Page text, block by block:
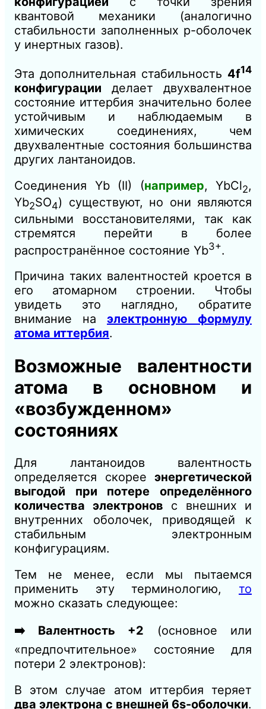
квантовой механики (аналогично
стабильности заполненных p-оболочек
у инертных газов).
Эта дополнительная стабильность 4f14
конфигурации делает двухвалентное
состояние иттербия значительно более
устойчивым и наблюдаемым в
химических соединениях, чем
двухвалентные состояния большинства
других лантаноидов.
Соединения Yb (II) (например, YbCl2,
Yb2SO4) существуют, но они являются
сильными восстановителями, так как
стремятся перейти в более
распространённое состояние Yb3+.
Причина таких валентностей кроется в
его атомарном строении. Чтобы
увидеть это наглядно, обратите
внимание на электронную формулу
атома иттербия.
Возможные валентности
атома в основном и
«возбужденном»
состояниях
Для лантаноидов валентность
определяется скорее энергетической
выгодой при потере определённого
количества электронов с внешних и
внутренних оболочек, приводящей к
стабильным электронным
конфигурациям.
Тем не менее, если мы пытаемся
применить эту терминологию, то
можно сказать следующее:
➡️ Валентность +2 (основное или
«предпочтительное» состояние для
потери 2 электронов):
В этом случае атом иттербия теряет
два электрона с внешней 6s-оболочки.